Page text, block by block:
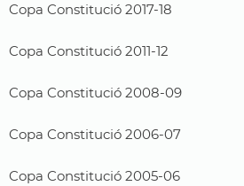
Copa Constitució 2017-18
Copa Constitució 2011-12
Copa Constitució 2008-09
Copa Constitució 2006-07
Copa Constitució 2005-06